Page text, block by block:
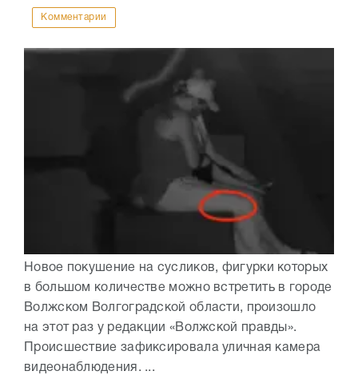
Комментарии
Новое покушение на сусликов, фигурки которых
в большом количестве можно встретить в городе
Волжском Волгоградской области, произошло
на этот раз у редакции «Волжской правды».
Происшествие зафиксировала уличная камера
видеонаблюдения. ...